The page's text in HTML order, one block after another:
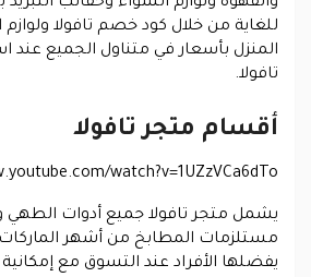
للغاية من خلال كود خصم تافولا
المنزل بأسعار في متناول الجميع
تافولا.
أقسام متجر تافولا
watch?v=1UZzVCa6dTo
يشمل متجر تافولا جميع أدوات الطهي
مستلزمات المطابخ من أشهر الماركات
يفضلها الأفراد عند التسوق مع